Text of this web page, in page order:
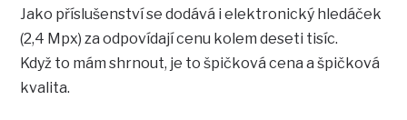
Jako příslušenství se dodává i elektronický hledáček
(2,4 Mpx) za odpovídají cenu kolem deseti tisíc.
Když to mám shrnout, je to špičková cena a špičková
kvalita.